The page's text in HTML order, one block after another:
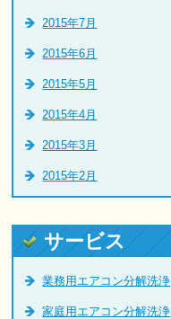
2015年7月
2015年6月
2015年5月
2015年4月
2015年3月
2015年2月
サービス
業務用エアコン分解洗浄
家庭用エアコン分解洗浄